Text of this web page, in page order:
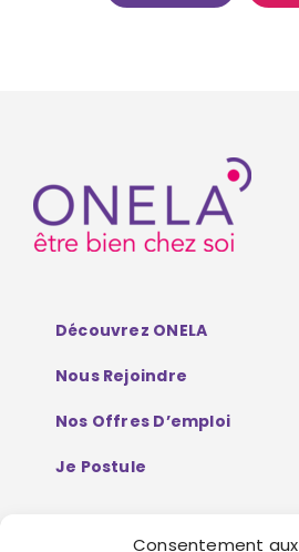
Consentement aux
Découvrez ONELA
Nous Rejoindre
Nos Offres D’emploi
Je Postule